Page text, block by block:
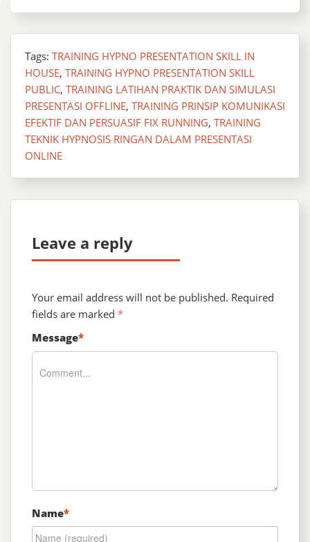
Tags: TRAINING HYPNO PRESENTATION SKILL IN
HOUSE, TRAINING HYPNO PRESENTATION SKILL
PUBLIC, TRAINING LATIHAN PRAKTIK DAN SIMULASI
PRESENTASI OFFLINE, TRAINING PRINSIP KOMUNIKASI
EFEKTIF DAN PERSUASIF FIX RUNNING, TRAINING
TEKNIK HYPNOSIS RINGAN DALAM PRESENTASI
ONLINE
Leave a reply
Your email address will not be published. Required
fields are marked *
Message*
Name*